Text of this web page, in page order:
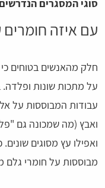
סוגי המסגרים
עם איזה
חלק מהאנשים בטוחים
על מתכות שונות
עבודות המבוססות על
ואבץ (מה שמכונה גם
ואפילו עץ מסוגים
מבוססות על חומרי גלם